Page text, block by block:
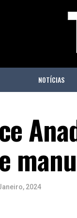
NOTÍCIAS
2024